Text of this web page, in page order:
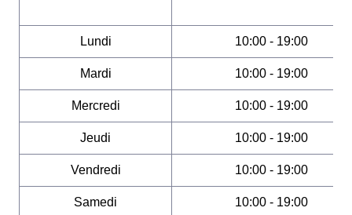
Lundi 10:00 - 19:00
Mardi 10:00 - 19:00
Mercredi 10:00 - 19:00
Jeudi 10:00 - 19:00
Vendredi 10:00 - 19:00
Samedi 10:00 - 19:00